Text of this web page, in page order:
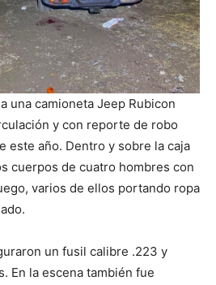
una camioneta Jeep Rubicon
y con reporte de robo
este año. Dentro y sobre la caja
cuerpos de cuatro hombres con
varios de ellos portando ropa
un fusil calibre .223 y
En la escena también fue